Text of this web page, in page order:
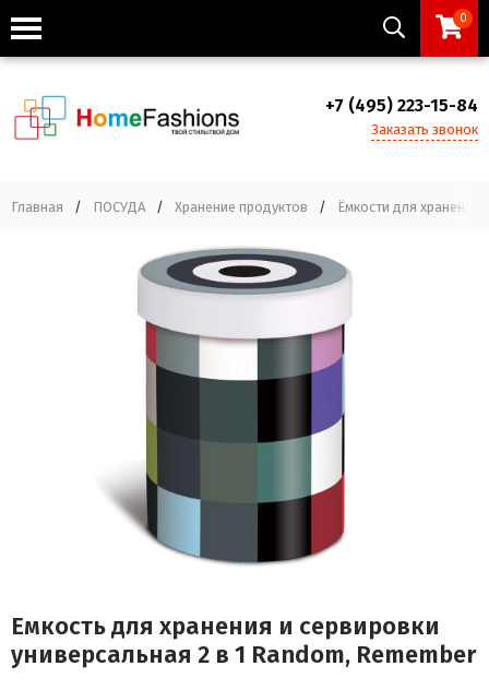
0
+7 (495) 223-15-84
Заказать звонок
Главная / ПОСУДА / Хранение продуктов / Ёмкости для хранения
Емкость для хранения и сервировки
универсальная 2 в 1 Random, Remember